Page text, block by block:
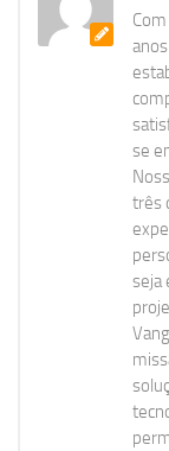
se
três
seja